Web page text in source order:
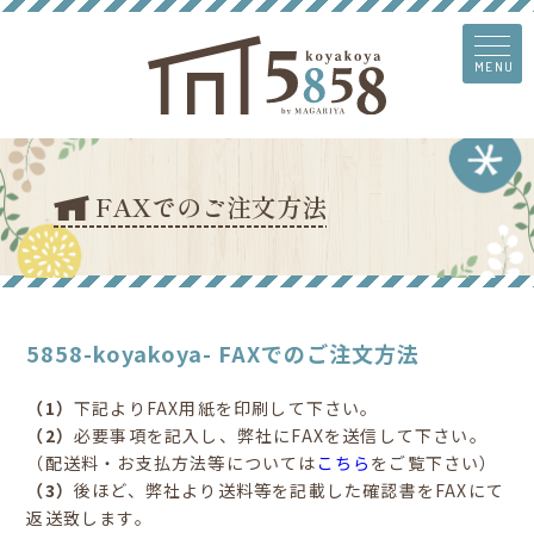
MENU
FAXでのご注文方法
5858-koyakoya- FAXでのご注文方法
（1）下記よりFAX用紙を印刷して下さい。
（2）必要事項を記入し、弊社にFAXを送信して下さい。
（配送料・お支払方法等については こちら をご覧下さい）
（3）後ほど、弊社より送料等を記載した確認書をFAXにて
返送致します。